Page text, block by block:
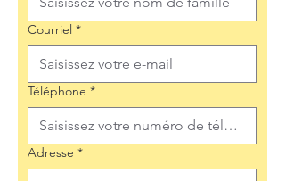
Courriel *
Téléphone *
Adresse *